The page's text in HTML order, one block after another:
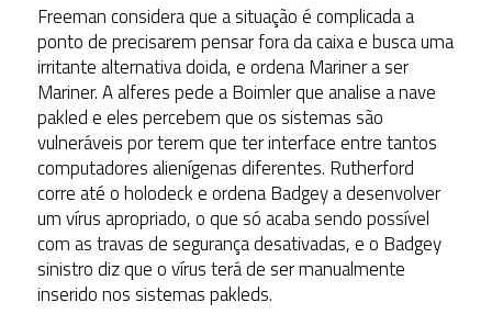
Freeman considera que a situação é complicada a
ponto de precisarem pensar fora da caixa e busca uma
irritante alternativa doida, e ordena Mariner a ser
Mariner. A alferes pede a Boimler que analise a nave
pakled e eles percebem que os sistemas são
vulneráveis por terem que ter interface entre tantos
computadores alienígenas diferentes. Rutherford
corre até o holodeck e ordena Badgey a desenvolver
um vírus apropriado, o que só acaba sendo possível
com as travas de segurança desativadas, e o Badgey
sinistro diz que o vírus terá de ser manualmente
inserido nos sistemas pakleds.